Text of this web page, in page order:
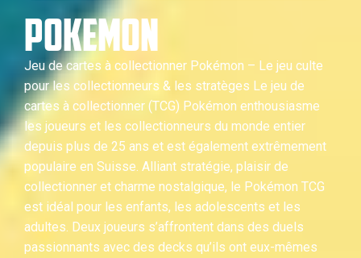
POKEMON
Jeu de cartes à collectionner Pokémon – Le jeu culte
pour les collectionneurs & les stratèges Le jeu de
cartes à collectionner (TCG) Pokémon enthousiasme
les joueurs et les collectionneurs du monde entier
depuis plus de 25 ans et est également extrêmement
populaire en Suisse. Alliant stratégie, plaisir de
collectionner et charme nostalgique, le Pokémon TCG
est idéal pour les enfants, les adolescents et les
adultes. Deux joueurs s’affrontent dans des duels
passionnants avec des decks qu’ils ont eux-mêmes